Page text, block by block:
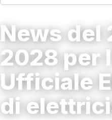
News del
2028 per
Ufficiale
di